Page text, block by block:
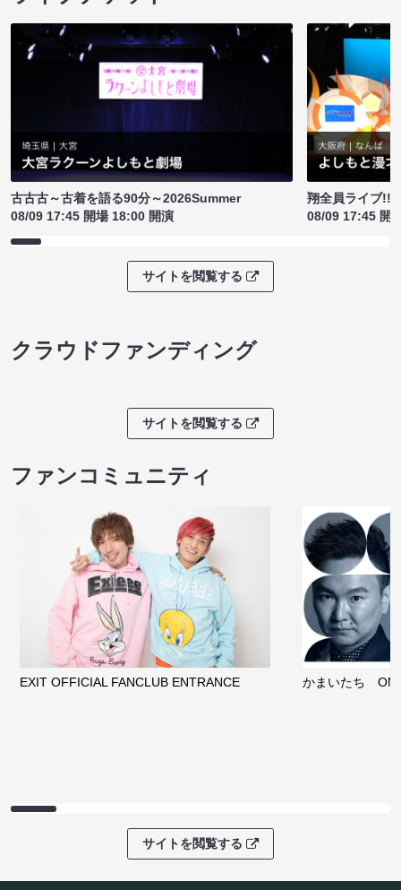
古古古～古着を語る90分～2026Summer
08/09 17:45 開場 18:00 開演
翔全員ライブ!!!
08/09 17:45 開
サイトを閲覧する
クラウドファンディング
サイトを閲覧する
ファンコミュニティ
EXIT OFFICIAL FANCLUB ENTRANCE かまいたち
サイトを閲覧する